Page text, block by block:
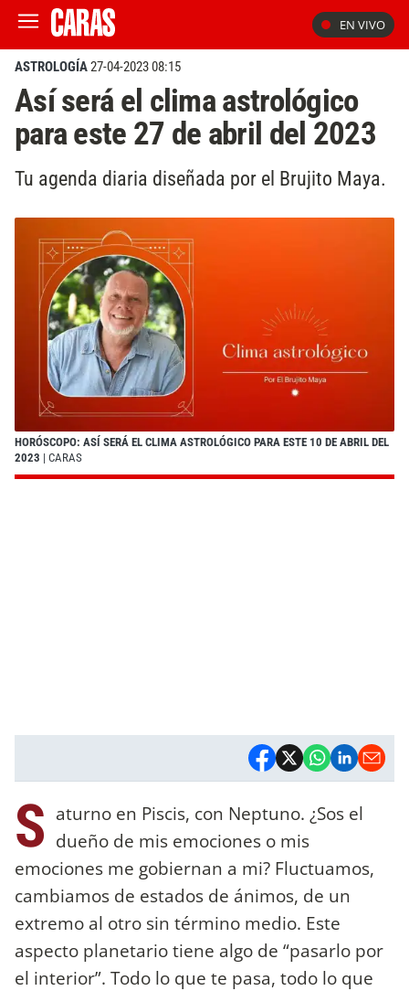
EN VIVO
ASTROLOGÍA27-04-2023 08:15
Así será el clima astrológico
para este 27 de abril del 2023
Tu agenda diaria diseñada por el Brujito Maya.
HORÓSCOPO: ASÍ SERÁ EL CLIMA ASTROLÓGICO PARA ESTE 10 DE ABRIL DEL
2023 | CARAS
S aturno en Piscis, con Neptuno. ¿Sos el
dueño de mis emociones o mis
emociones me gobiernan a mi? Fluctuamos,
cambiamos de estados de ánimos, de un
extremo al otro sin término medio. Este
aspecto planetario tiene algo de “pasarlo por
el interior”. Todo lo que te pasa, todo lo que